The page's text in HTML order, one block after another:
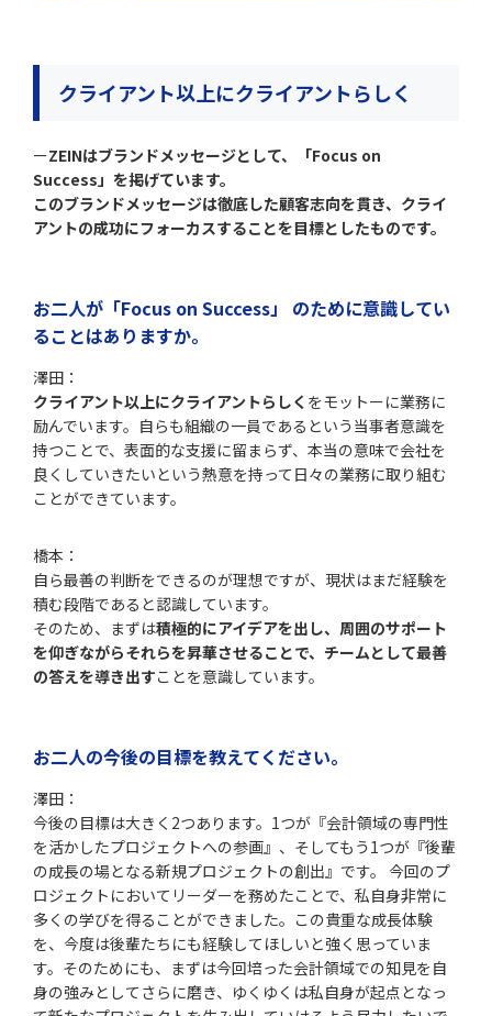
クライアント以上にクライアントらしく
ーZEINはブランドメッセージとして、「Focus on
Success」を掲げています。
このブランドメッセージは徹底した顧客志向を貫き、クライ
アントの成功にフォーカスすることを目標としたものです。
お二人が「Focus on Success」 のために意識してい
ることはありますか。
澤田：
クライアント以上にクライアントらしく をモットーに業務に
励んでいます。自らも組織の一員であるという当事者意識を
持つことで、表面的な支援に留まらず、本当の意味で会社を
良くしていきたいという熱意を持って日々の業務に取り組む
ことができています。
橋本：
自ら最善の判断をできるのが理想ですが、現状はまだ経験を
積む段階であると認識しています。
そのため、まずは積極的にアイデアを出し、周囲のサポート
を仰ぎながらそれらを昇華させることで、チームとして最善
の答えを導き出すことを意識しています。
お二人の今後の目標を教えてください。
澤田：
今後の目標は大きく2つあります。1つが『会計領域の専門性
を活かしたプロジェクトへの参画』、そしてもう1つが『後輩
の成長の場となる新規プロジェクトの創出』です。 今回のプ
ロジェクトにおいてリーダーを務めたことで、私自身非常に
多くの学びを得ることができました。この貴重な成長体験
を、今度は後輩たちにも経験してほしいと強く思っていま
す。そのためにも、まずは今回培った会計領域での知見を自
身の強みとしてさらに磨き、ゆくゆくは私自身が起点となっ